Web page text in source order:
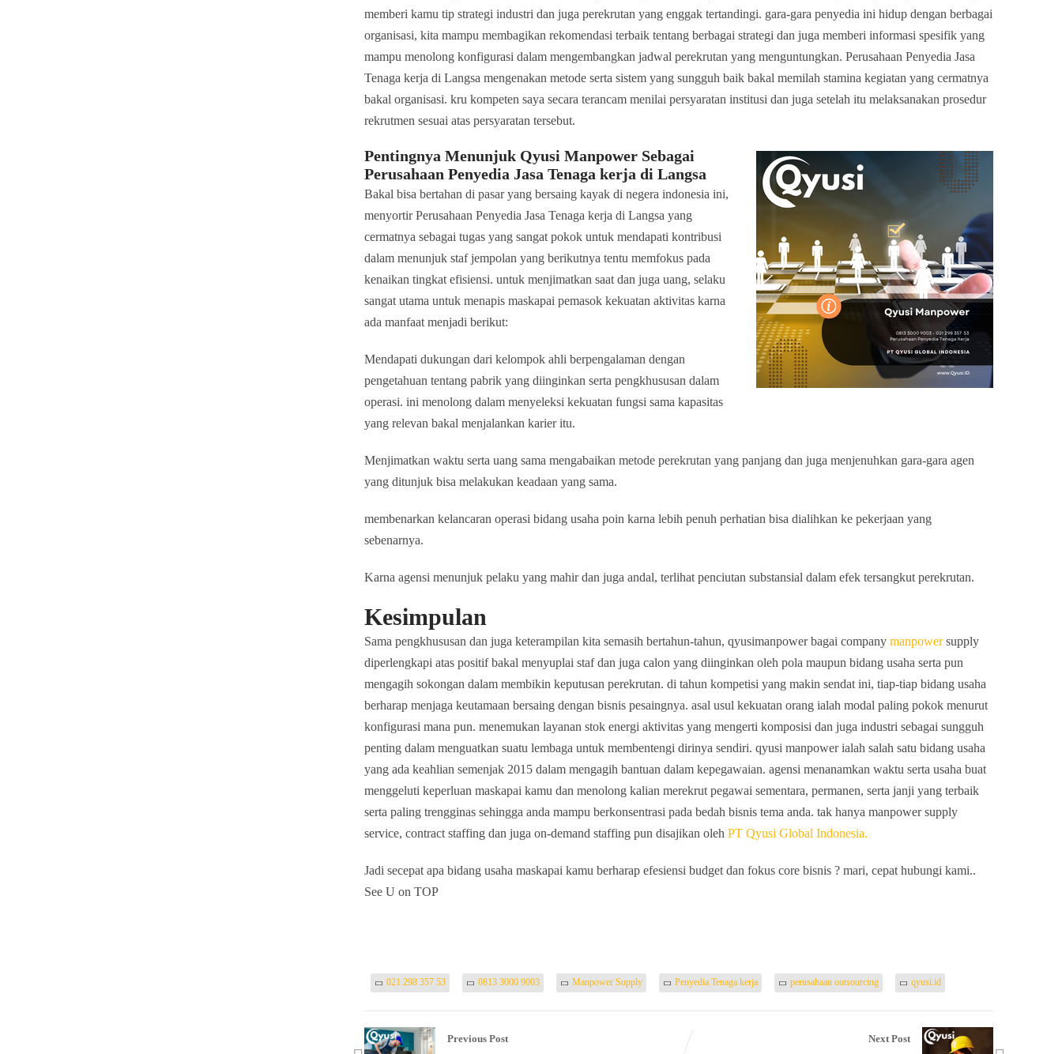
memberi kamu tip strategi industri dan juga perekrutan yang enggak tertandingi. gara-gara penyedia ini hidup dengan berbagai
organisasi, kita mampu membagikan rekomendasi terbaik tentang berbagai strategi dan juga memberi informasi spesifik yang
mampu menolong konfigurasi dalam mengembangkan jadwal perekrutan yang menguntungkan. Perusahaan Penyedia Jasa
Tenaga kerja di Langsa mengenakan metode serta sistem yang sungguh baik bakal memilah stamina kegiatan yang cermatnya
bakal organisasi. kru kompeten saya secara terancam menilai persyaratan institusi dan juga setelah itu melaksanakan prosedur
rekrutmen sesuai atas persyaratan tersebut.
Pentingnya Menunjuk Qyusi Manpower Sebagai
Perusahaan Penyedia Jasa Tenaga kerja di Langsa
Bakal bisa bertahan di pasar yang bersaing kayak di negera indonesia ini,
menyortir Perusahaan Penyedia Jasa Tenaga kerja di Langsa yang
cermatnya sebagai tugas yang sangat pokok untuk mendapati kontribusi
dalam menunjuk staf jempolan yang berikutnya tentu memfokus pada
kenaikan tingkat efisiensi. untuk menjimatkan saat dan juga uang, selaku
sangat utama untuk menapis maskapai pemasok kekuatan aktivitas karna
ada manfaat menjadi berikut:
Mendapati dukungan dari kelompok ahli berpengalaman dengan
pengetahuan tentang pabrik yang diinginkan serta pengkhususan dalam
operasi. ini menolong dalam menyeleksi kekuatan fungsi sama kapasitas
yang relevan bakal menjalankan karier itu.
Menjimatkan waktu serta uang sama mengabaikan metode perekrutan yang panjang dan juga menjenuhkan gara-gara agen
yang ditunjuk bisa melakukan keadaan yang sama.
membenarkan kelancaran operasi bidang usaha poin karna lebih penuh perhatian bisa dialihkan ke pekerjaan yang
sebenarnya.
Karna agensi menunjuk pelaku yang mahir dan juga andal, terlihat penciutan substansial dalam efek tersangkut perekrutan.
Kesimpulan
Sama pengkhususan dan juga keterampilan kita semasih bertahun-tahun, qyusimanpower bagai companymanpowersupply
diperlengkapi atas positif bakal menyuplai staf dan juga calon yang diinginkan oleh pola maupun bidang usaha serta pun
mengagih sokongan dalam membikin keputusan perekrutan. di tahun kompetisi yang makin sendat ini, tiap-tiap bidang usaha
berharap menjaga keutamaan bersaing dengan bisnis pesaingnya. asal usul kekuatan orang ialah modal paling pokok menurut
konfigurasi mana pun. menemukan layanan stok energi aktivitas yang mengerti komposisi dan juga industri sebagai sungguh
penting dalam menguatkan suatu lembaga untuk membentengi dirinya sendiri. qyusi manpower ialah salah satu bidang usaha
yang ada keahlian semenjak 2015 dalam mengagih bantuan dalam kepegawaian. agensi menanamkan waktu serta usaha buat
menggeluti keperluan maskapai kamu dan menolong kalian merekrut pegawai sementara, permanen, serta janji yang terbaik
serta paling trengginas sehingga anda mampu berkonsentrasi pada bedah bisnis tema anda. tak hanya manpower supply
service, contract staffing dan juga on-demand staffing pun disajikan olehPT Qyusi Global Indonesia.
Jadi secepat apa bidang usaha maskapai kamu berharap efesiensi budget dan fokus core bisnis ? mari, cepat hubungi kami..
See U on TOP
021 298 357 53 0813 3000 9003 Manpower Supply Penyedia Tenaga kerja perusahaan outsourcing qyusi.id
Previous Post Next Post